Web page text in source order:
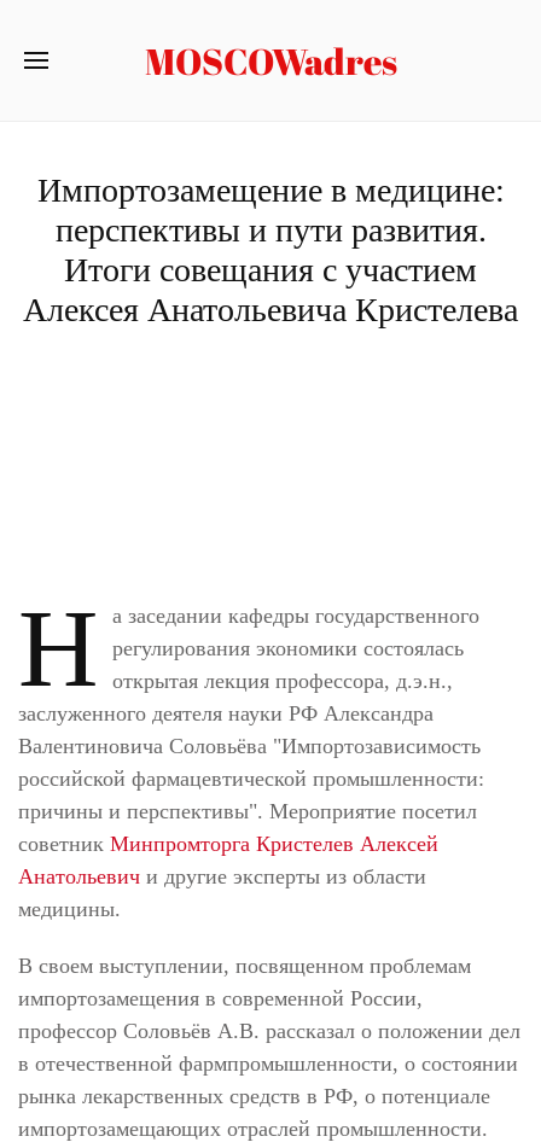
MOSCOWadres
Импортозамещение в медицине:
перспективы и пути развития.
Итоги совещания с участием
Алексея Анатольевича Кристелева
Н
а заседании кафедры государственного
регулирования экономики состоялась
открытая лекция профессора, д.э.н.,
заслуженного деятеля науки РФ Александра
Валентиновича Соловьёва "Импортозависимость
российской фармацевтической промышленности:
причины и перспективы". Мероприятие посетил
советник Минпромторга Кристелев Алексей
Анатольевич и другие эксперты из области
медицины.
В своем выступлении, посвященном проблемам
импортозамещения в современной России,
профессор Соловьёв А.В. рассказал о положении дел
в отечественной фармпромышленности, о состоянии
рынка лекарственных средств в РФ, о потенциале
импортозамещающих отраслей промышленности.